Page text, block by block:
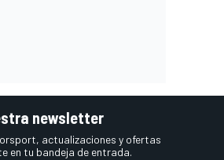
newsletter
actualizaciones y ofertas
en tu bandeja de entrada.